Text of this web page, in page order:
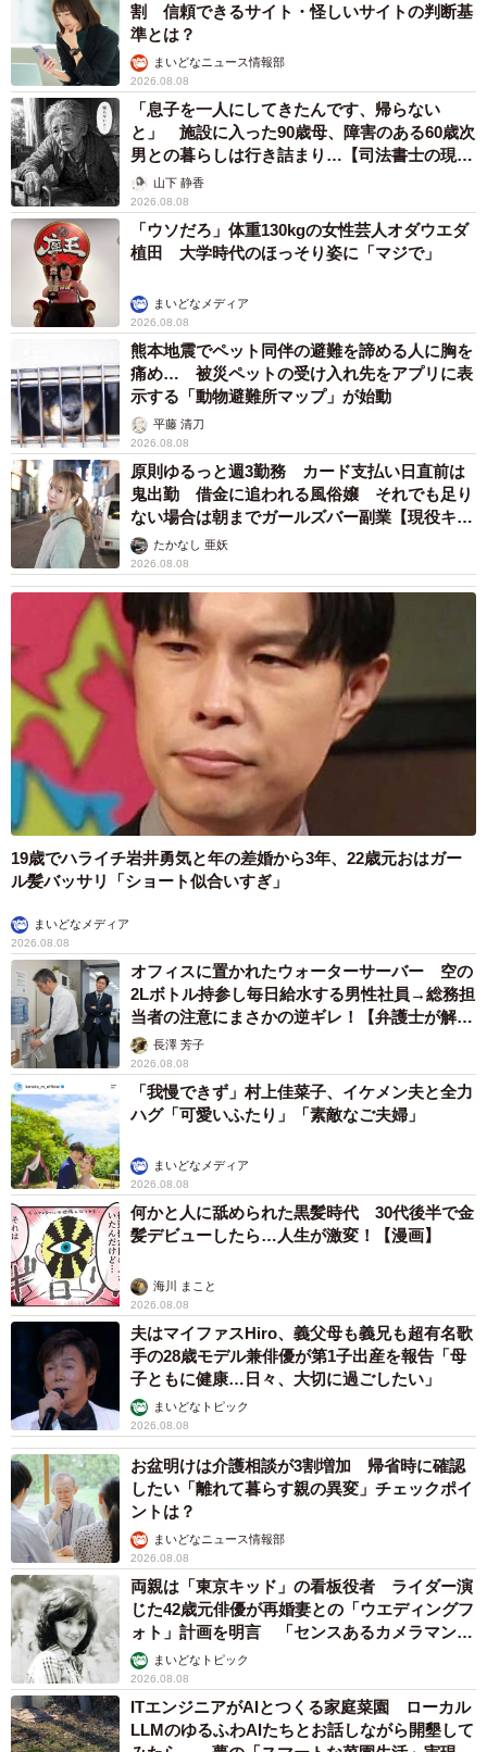
割 信頼できるサイト・怪しいサイトの判断基
準とは？
まいどなニュース情報部
2026.08.08
「息子を一人にしてきたんです、帰らない
と」 施設に入った90歳母、障害のある60歳次
男との暮らしは行き詰まり…【司法書士の現場
から】山下 静香
2026.08.08
「ウソだろ」体重130kgの女性芸人オダウエダ
植田 大学時代のほっそり姿に「マジで」
まいどなメディア
2026.08.08
熊本地震でペット同伴の避難を諦める人に胸を
痛め… 被災ペットの受け入れ先をアプリに表
示する「動物避難所マップ」が始動
平藤 清刀
2026.08.08
原則ゆるっと週3勤務 カード支払い日直前は
鬼出勤 借金に追われる風俗嬢 それでも足り
ない場合は朝までガールズバー副業【現役キャ
ストに取材】
たかなし 亜妖
2026.08.08
19歳でハライチ岩井勇気と年の差婚から3年、22歳元おはガー
ル髪バッサリ「ショート似合いすぎ」
まいどなメディア
2026.08.08
オフィスに置かれたウォーターサーバー 空の
2Lボトル持参し毎日給水する男性社員→総務担
当者の注意にまさかの逆ギレ！【弁護士が解
説】長澤 芳子
2026.08.08
「我慢できず」村上佳菜子、イケメン夫と全力
ハグ「可愛いふたり」「素敵なご夫婦」
まいどなメディア
2026.08.08
何かと人に舐められた黒髪時代 30代後半で金
髪デビューしたら…人生が激変！【漫画】
海川 まこと
2026.08.08
夫はマイファスHiro、義父母も義兄も超有名歌
手の28歳モデル兼俳優が第1子出産を報告「母
子ともに健康…日々、大切に過ごしたい」
まいどなトピック
2026.08.08
お盆明けは介護相談が3割増加 帰省時に確認
したい「離れて暮らす親の異変」チェックポイ
ントは？
まいどなニュース情報部
2026.08.08
両親は「東京キッド」の看板役者 ライダー演
じた42歳元俳優が再婚妻との「ウエディングフ
ォト」計画を明言 「センスあるカメラマン求
む」まいどなトピック
2026.08.08
ITエンジニアがAIとつくる家庭菜園 ローカル
LLMのゆるふわAIたちとお話しながら開墾して